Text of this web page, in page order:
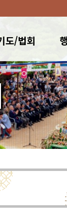
도/법회